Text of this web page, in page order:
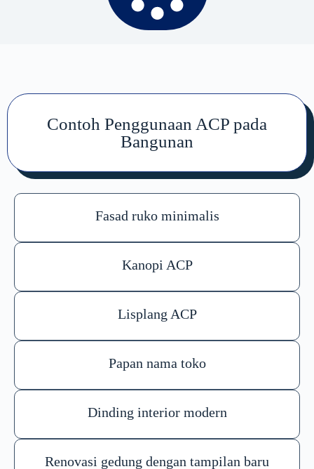
Contoh Penggunaan ACP pada
Bangunan
Fasad ruko minimalis
Kanopi ACP
Lisplang ACP
Papan nama toko
Dinding interior modern
Renovasi gedung dengan tampilan baru